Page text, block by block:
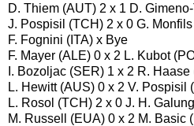
D. Thiem (AUT) 2 x 1 D.
J. Pospisil (TCH) 2 x 0 G.
F. Fognini (ITA) x Bye
F. Mayer (ALE) 0 x 2 L. Kubot
I. Bozoljac (SER) 1 x 2 R.
L. Hewitt (AUS) 0 x 2 V. Pospisil
L. Rosol (TCH) 2 x 0 J. H.
M. Russell (EUA) 0 x 2 M. Basic